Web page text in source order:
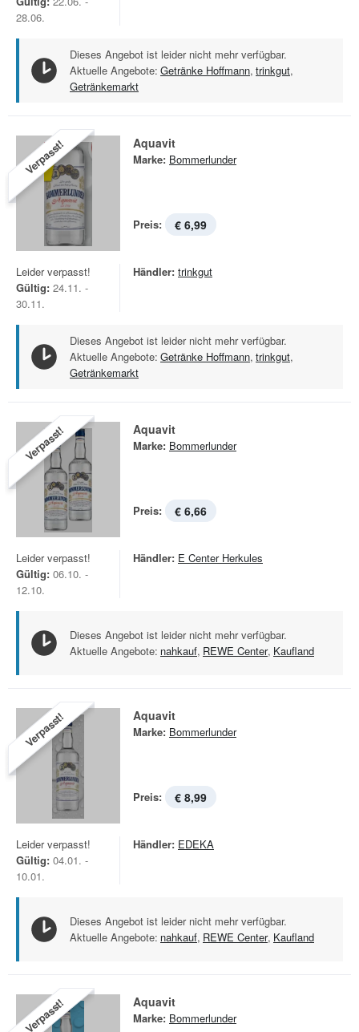
28.06.
Dieses Angebot ist leider nicht mehr verfügbar.
Aktuelle Angebote: Getränke Hoffmann, trinkgut,
Getränkemarkt
Verpasst! Aquavit
Marke: Bommerlunder
Preis: € 6,99
Leider verpasst!
Gültig: 24.11. -
30.11.
Händler: trinkgut
Dieses Angebot ist leider nicht mehr verfügbar.
Aktuelle Angebote: Getränke Hoffmann, trinkgut,
Getränkemarkt
Verpasst! Aquavit
Marke: Bommerlunder
Preis: € 6,66
Leider verpasst!
Gültig: 06.10. -
12.10.
Händler: E Center Herkules
Dieses Angebot ist leider nicht mehr verfügbar.
Aktuelle Angebote: nahkauf, REWE Center, Kaufland
Verpasst! Aquavit
Marke: Bommerlunder
Preis: € 8,99
Leider verpasst!
Gültig: 04.01. -
10.01.
Händler: EDEKA
Dieses Angebot ist leider nicht mehr verfügbar.
Aktuelle Angebote: nahkauf, REWE Center, Kaufland
Verpasst! Aquavit
Marke: Bommerlunder